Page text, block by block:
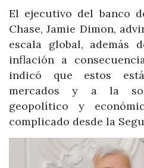
El ejecutivo del banco
Chase, Jamie Dimon,
escala global, además
inflación a
indicó que estos
mercados y a la
geopolítico y
complicado desde la